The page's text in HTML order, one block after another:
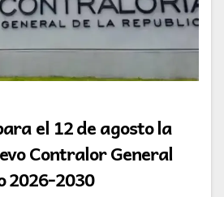
el 12 de agosto la
Contralor General
2026-2030